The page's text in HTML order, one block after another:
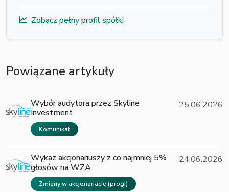
Zobacz pełny profil spółki
Powiązane artykuły
Wybór audytora przez Skyline
Investment
Komunikat
25.06.2026
Wykaz akcjonariuszy z co najmniej 5%
głosów na WZA
Zmiany w akcjonariacie (progi)
24.06.2026